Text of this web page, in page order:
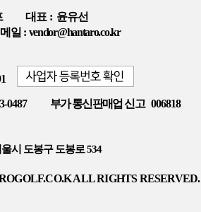
대표 : 윤유선
일 : vendor@hantaro.co.kr
0487 부가 통신판매업 신고 006818
시 도봉구 도봉로 534
ALL RIGHTS RESERVED.